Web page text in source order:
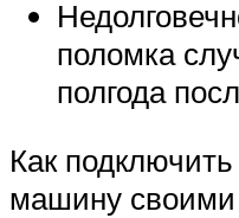
поломка
полгода
Как
машину своими